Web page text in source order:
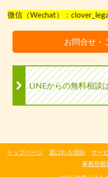
微信（Wechat）：
お問合せ・
LINEからの無料相談
トップページ 選ばれる理由 サー
事務所概